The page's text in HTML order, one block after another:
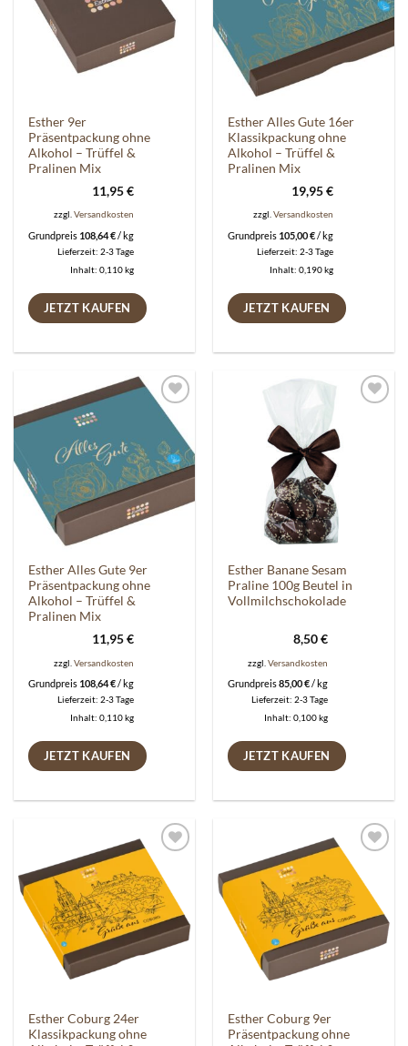
Esther 9er
Präsentpackung ohne
Alkohol – Trüffel &
Pralinen Mix
11,95€
zzgl.Versandkosten
Grundpreis 108,64€/kg
Lieferzeit:2-3 Tage
Inhalt: 0,110kg
JETZT KAUFEN
Esther Alles Gute 16er
Klassikpackung ohne
Alkohol – Trüffel &
Pralinen Mix
19,95€
zzgl.Versandkosten
Grundpreis 105,00€/kg
Lieferzeit:2-3 Tage
Inhalt: 0,190kg
JETZT KAUFEN
Auf die
Wunschliste
Esther Alles Gute 9er
Präsentpackung ohne
Alkohol – Trüffel &
Pralinen Mix
11,95€
zzgl.Versandkosten
Grundpreis 108,64€/kg
Lieferzeit:2-3 Tage
Inhalt: 0,110kg
JETZT KAUFEN
Wunschliste
Esther Banane Sesam
Praline 100g Beutel in
Vollmilchschokolade
8,50€
zzgl.Versandkosten
Grundpreis85,00€/kg
Lieferzeit:2-3 Tage
Inhalt: 0,100kg
JETZT KAUFEN
Auf die
Wunschliste
Esther Coburg 24er
Klassikpackung ohne
Auf die
Wunschliste
Esther Coburg 9er
Präsentpackung ohne